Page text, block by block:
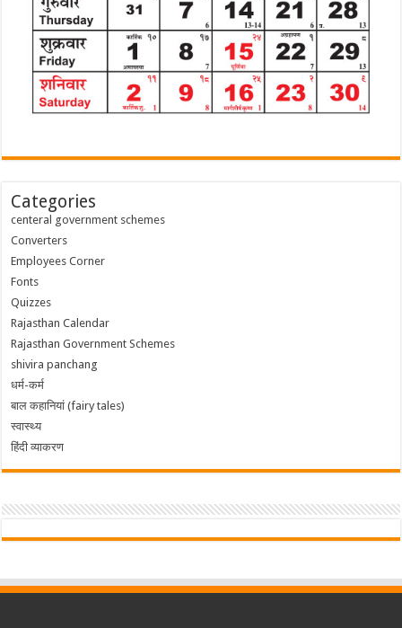
Categories
centeral government schemes
Converters
Employees Corner
Fonts
Quizzes
Rajasthan Calendar
Rajasthan Government Schemes
shivira panchang
धर्म-कर्म
बाल कहानियां (fairy tales)
स्वास्थ्य
हिंदी व्याकरण